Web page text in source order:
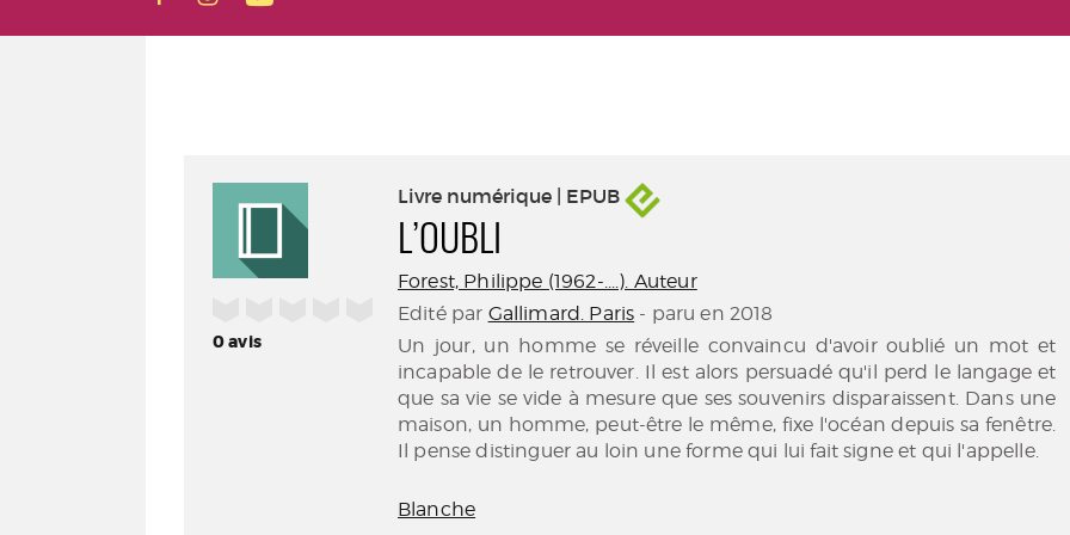
0avis
Livre numérique | EPUB
L’OUBLI
Forest, Philippe (1962-....). Auteur
Edité par Gallimard. Paris - paru en 2018
Un jour, un homme se réveille convaincu d'avoir oublié un mot et
incapable de le retrouver. Il est alors persuadé qu'il perd le langage et
que sa vie se vide à mesure que ses souvenirs disparaissent. Dans une
maison, un homme, peut-être le même, fixe l'océan depuis sa fenêtre.
Il pense distinguer au loin une forme qui lui fait signe et qui l'appelle.
Blanche